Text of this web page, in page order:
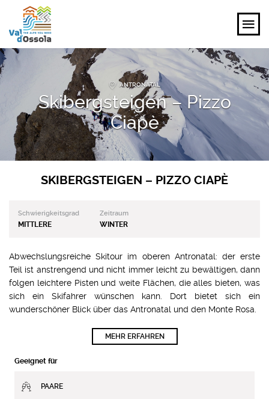
ENTDECKEN
ERLEBEN
PLANEN
VERANSTALTUNGEN UND IDEEN
ANTRONATAL
Skibergsteigen – Pizzo
Ciapè
SKIBERGSTEIGEN – PIZZO CIAPÈ
Schwierigkeitsgrad
MITTLERE
Zeitraum
WINTER
Abwechslungsreiche Skitour im oberen Antronatal: der erste
Teil ist anstrengend und nicht immer leicht zu bewältigen, dann
folgen leichtere Pisten und weite Flächen, die alles bieten, was
sich ein Skifahrer wünschen kann. Dort bietet sich ein
wunderschöner Blick über das Antronatal und den Monte Rosa.
MEHR ERFAHREN
Geeignet für
PAARE